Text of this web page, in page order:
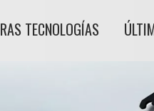
TECNOLOGÍAS